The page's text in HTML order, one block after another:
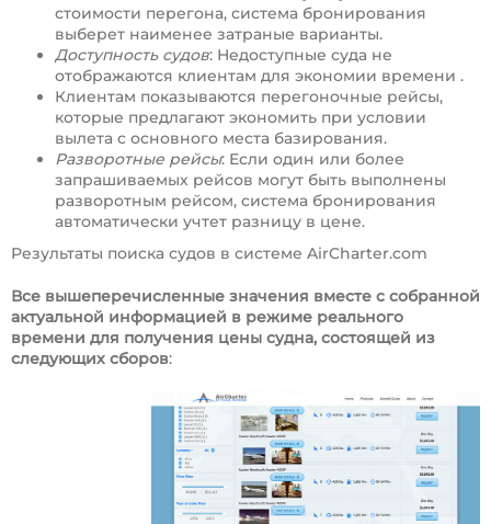
стоимости перегона, система бронирования
выберет наименее затраные варианты.
Доступность судов: Недоступные суда не
отображаются клиентам для экономии времени .
Клиентам показываются перегоночные рейсы,
которые предлагают экономить при условии
вылета с основного места базирования.
Разворотные рейсы: Если один или более
запрашиваемых рейсов могут быть выполнены
разворотным рейсом, система бронирования
автоматически учтет разницу в цене.
Результаты поиска судов в системе AirCharter.com
Все вышеперечисленные значения вместе с собранной
актуальной информацией в режиме реального
времени для получения цены судна, состоящей из
следующих сборов: